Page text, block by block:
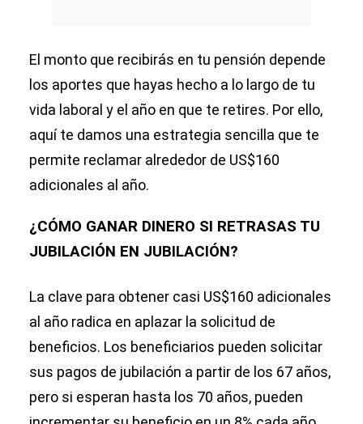
El monto que recibirás en tu pensión depende
los aportes que hayas hecho a lo largo de tu
vida laboral y el año en que te retires. Por ello,
aquí te damos una estrategia sencilla que te
permite reclamar alrededor de US$160
adicionales al año.
¿CÓMO GANAR DINERO SI RETRASAS TU
JUBILACIÓN EN JUBILACIÓN?
La clave para obtener casi US$160 adicionales
al año radica en aplazar la solicitud de
beneficios. Los beneficiarios pueden solicitar
sus pagos de jubilación a partir de los 67 años,
pero si esperan hasta los 70 años, pueden